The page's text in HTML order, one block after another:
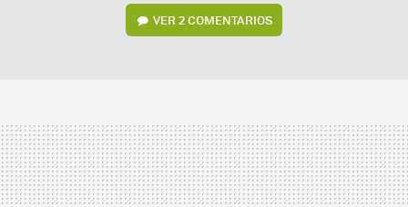
VER2 COMENTARIOS